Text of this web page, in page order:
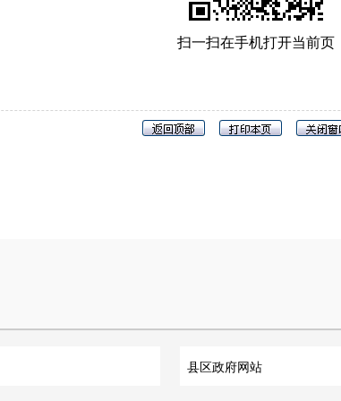
扫一扫在手机打开当前页
县区政府网站